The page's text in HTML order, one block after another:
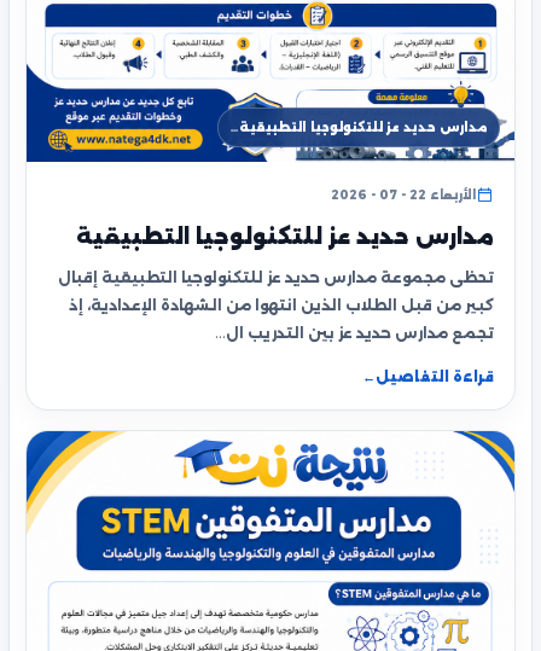
مدارس حديد عز للتكنولوجيا التطبيقية…
الأربعاء 22 - 07 - 2026
مدارس حديد عز للتكنولوجيا التطبيقية
تحظى مجموعة مدارس حديد عز للتكنولوجيا التطبيقية إقبال
كبير من قبل الطلاب الذين انتهوا من الشهادة الإعدادية، إذ
تجمع مدارس حديد عز بين التدريب ال…
قراءة التفاصيل ←